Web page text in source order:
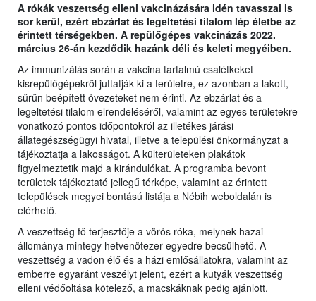
A rókák veszettség elleni vakcinázására idén tavasszal is
sor kerül, ezért ebzárlat és legeltetési tilalom lép életbe az
érintett térségekben. A repülőgépes vakcinázás 2022.
március 26-án kezdődik hazánk déli és keleti megyéiben.
Az immunizálás során a vakcina tartalmú csalétkeket
kisrepülőgépekről juttatják ki a területre, ez azonban a lakott,
sűrűn beépített övezeteket nem érinti. Az ebzárlat és a
legeltetési tilalom elrendeléséről, valamint az egyes területekre
vonatkozó pontos időpontokról az illetékes járási
állategészségügyi hivatal, illetve a települési önkormányzat a
tájékoztatja a lakosságot. A külterületeken plakátok
figyelmeztetik majd a kirándulókat. A programba bevont
területek tájékoztató jellegű térképe, valamint az érintett
települések megyei bontású listája a Nébih weboldalán is
elérhető.
A veszettség fő terjesztője a vörös róka, melynek hazai
állománya mintegy hetvenötezer egyedre becsülhető. A
veszettség a vadon élő és a házi emlősállatokra, valamint az
emberre egyaránt veszélyt jelent, ezért a kutyák veszettség
elleni védőoltása kötelező, a macskáknak pedig ajánlott.